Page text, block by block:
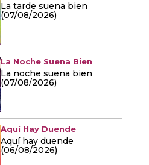
La tarde suena bien
(07/08/2026)
La Noche Suena Bien
La noche suena bien
(07/08/2026)
Aquí Hay Duende
Aquí hay duende
(06/08/2026)